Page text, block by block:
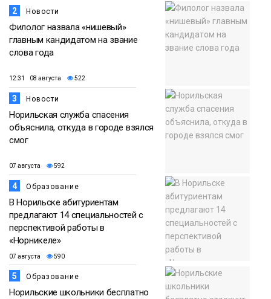
2 Новости
Филолог назвала «нишевый»
главным кандидатом на звание
слова года
12:31 08 августа 522
3 Новости
Норильская служба спасения
объяснила, откуда в городе взялся
смог
07 августа 592
4 Образование
В Норильске абитуриентам
предлагают 14 специальностей с
перспективой работы в
«Норникеле»
07 августа 590
5 Образование
Норильские школьники бесплатно